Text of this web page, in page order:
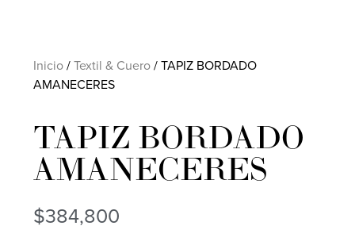
Inicio / Textil & Cuero / TAPIZ BORDADO
AMANECERES
TAPIZ BORDADO
AMANECERES
$384,800